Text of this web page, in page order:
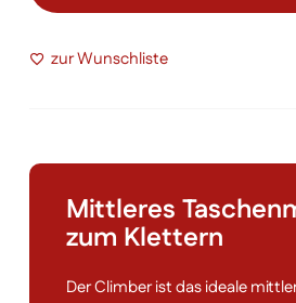
zur Wunschliste
Mittleres
zum Klettern
Der Climber ist das ideale